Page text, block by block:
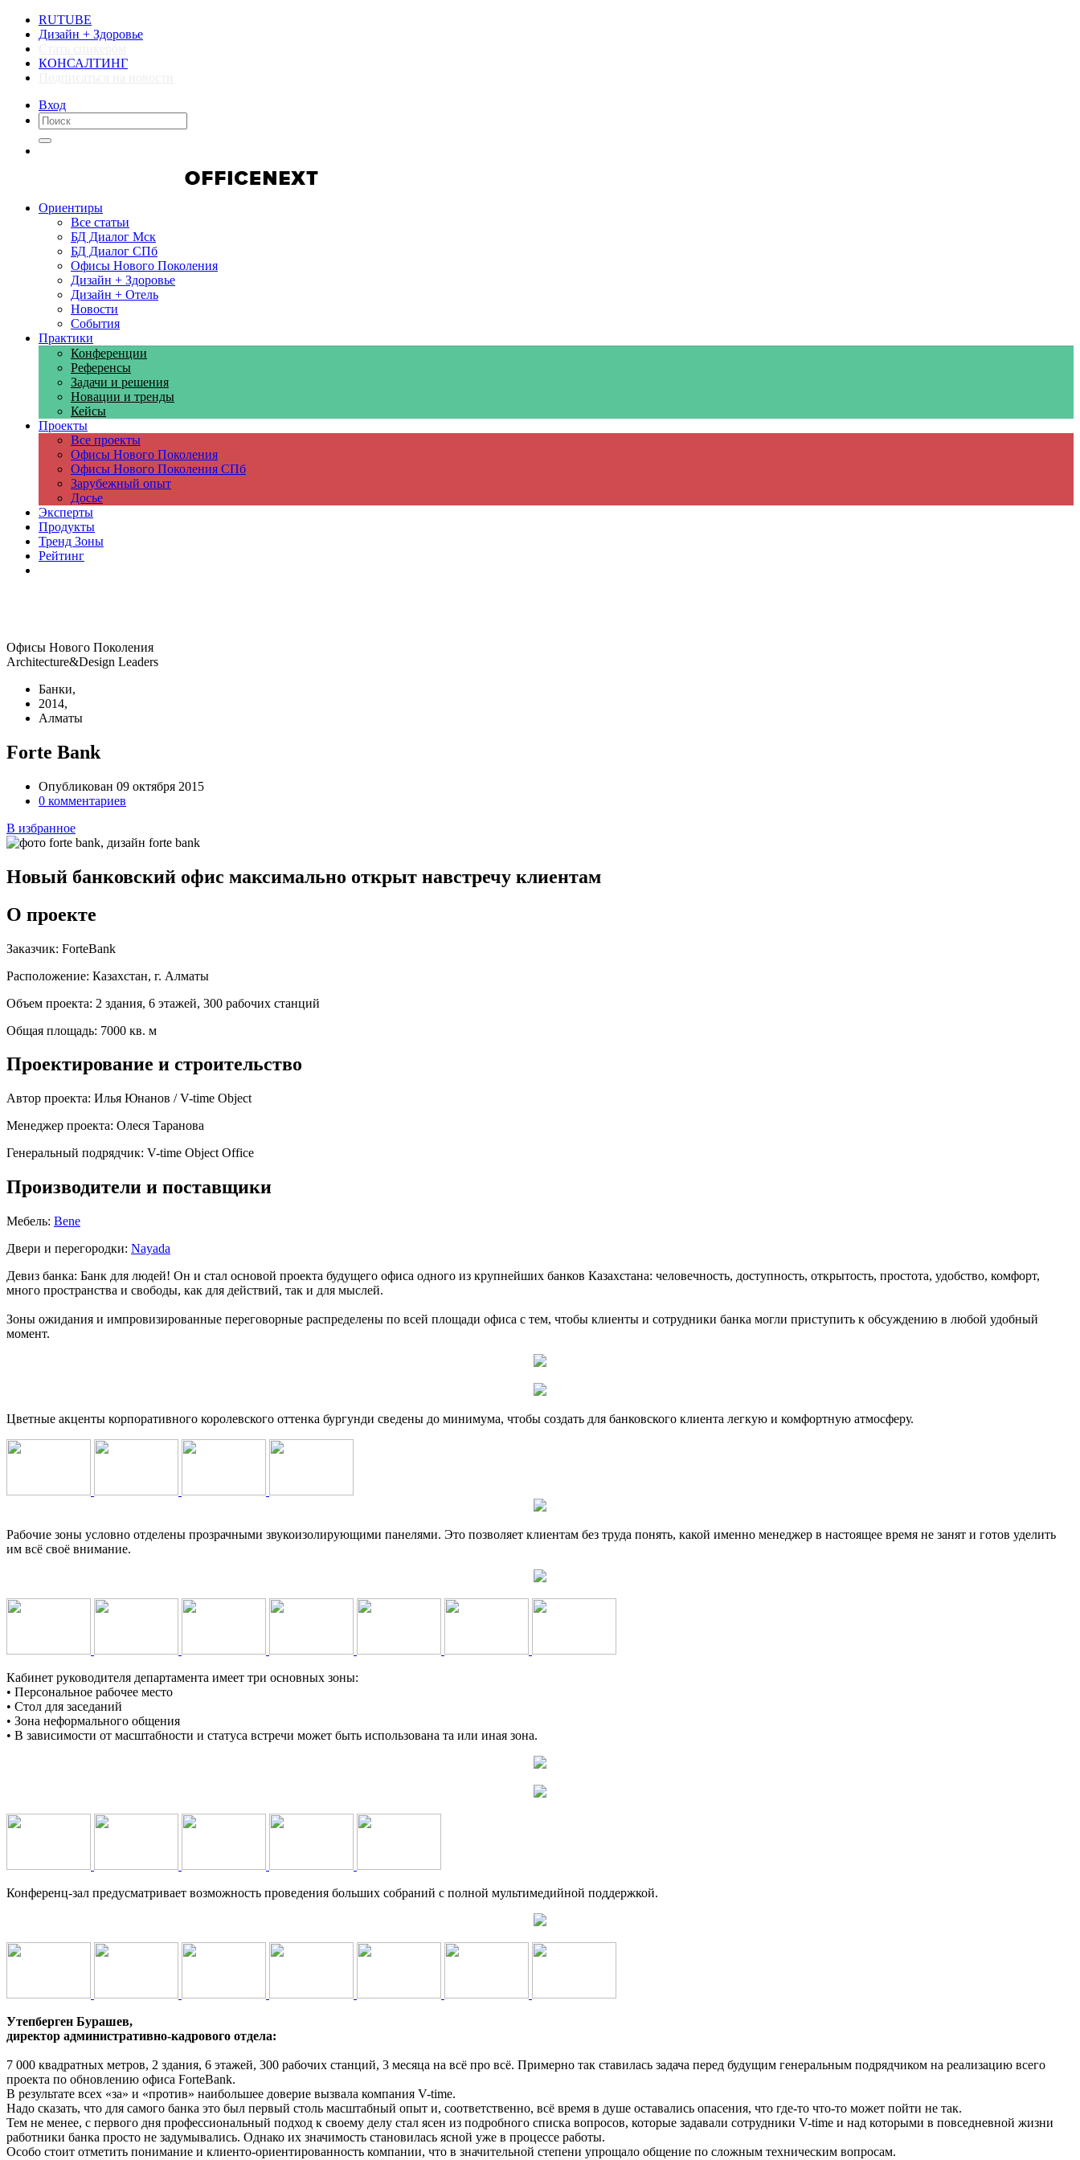
RUTUBE
Дизайн + Здоровье
КОНСАЛТИНГ
Вход
Ориентиры
Все статьи
БД Диалог Мск
БД Диалог СПб
Офисы Нового Поколения
Дизайн + Здоровье
Дизайн + Отель
Новости
События
Практики
Конференции
Референсы
Задачи и решения
Новации и тренды
Кейсы
Проекты
Все проекты
Офисы Нового Поколения
Офисы Нового Поколения СПб
Зарубежный опыт
Досье
Эксперты
Продукты
Тренд Зоны
Рейтинг
Офисы Нового Поколения
Architecture&Design Leaders
Банки,
2014,
Алматы
Forte Bank
Опубликован 09 октября 2015
0 комментариев
В избранное
Новый банковский офис максимально открыт навстречу клиентам
О проекте
Заказчик: ForteBank
Расположение: Казахстан, г. Алматы
Объем проекта: 2 здания, 6 этажей, 300 рабочих станций
Общая площадь: 7000 кв. м
Проектирование и строительство
Автор проекта: Илья Юнанов / V-time Object
Менеджер проекта: Олеся Таранова
Генеральный подрядчик: V-time Object Office
Производители и поставщики
Мебель: Bene
Двери и перегородки: Nayada
Девиз банка: Банк для людей! Он и стал основой проекта будущего офиса одного из крупнейших банков Казахстана: человечность, доступность, открытость, простота, удобство, комфорт,
много пространства и свободы, как для действий, так и для мыслей.
Зоны ожидания и импровизированные переговорные распределены по всей площади офиса с тем, чтобы клиенты и сотрудники банка могли приступить к обсуждению в любой удобный
момент.
Цветные акценты корпоративного королевского оттенка бургунди сведены до минимума, чтобы создать для банковского клиента легкую и комфортную атмосферу.
Рабочие зоны условно отделены прозрачными звукоизолирующими панелями. Это позволяет клиентам без труда понять, какой именно менеджер в настоящее время не занят и готов уделить
им всё своё внимание.
Кабинет руководителя департамента имеет три основных зоны:
• Персональное рабочее место
• Стол для заседаний
• Зона неформального общения
• В зависимости от масштабности и статуса встречи может быть использована та или иная зона.
Конференц-зал предусматривает возможность проведения больших собраний с полной мультимедийной поддержкой.
Утепберген Бурашев,
директор административно-кадрового отдела:
7 000 квадратных метров, 2 здания, 6 этажей, 300 рабочих станций, 3 месяца на всё про всё. Примерно так ставилась задача перед будущим генеральным подрядчиком на реализацию всего
проекта по обновлению офиса ForteBank.
В результате всех «за» и «против» наибольшее доверие вызвала компания V-time.
Надо сказать, что для самого банка это был первый столь масштабный опыт и, соответственно, всё время в душе оставались опасения, что где-то что-то может пойти не так.
Тем не менее, с первого дня профессиональный подход к своему делу стал ясен из подробного списка вопросов, которые задавали сотрудники V-time и над которыми в повседневной жизни
работники банка просто не задумывались. Однако их значимость становилась ясной уже в процессе работы.
Особо стоит отметить понимание и клиенто-ориентированность компании, что в значительной степени упрощало общение по сложным техническим вопросам.